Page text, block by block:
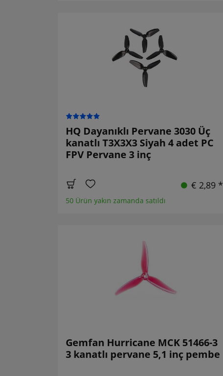
HQ Dayanıklı Pervane 3030 Üç
kanatlı T3X3X3 Siyah 4 adet PC
FPV Pervane 3 inç
€ 2,89 *
50 Ürün yakın zamanda satıldı
Gemfan Hurricane MCK 51466-3
3 kanatlı pervane 5,1 inç pembe